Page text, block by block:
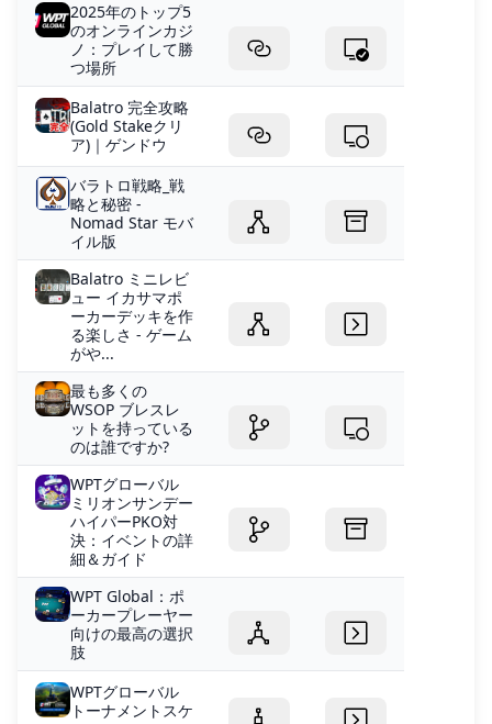
2025年のトップ5
のオンラインカジ
ノ：プレイして勝
つ場所
Balatro 完全攻略
(Gold Stakeクリ
ア)｜ゲンドウ
バラトロ戦略_戦
略と秘密 -
Nomad Star モバ
イル版
Balatro ミニレビ
ュー イカサマポ
ーカーデッキを作
る楽しさ - ゲーム
がや...
最も多くの
WSOP ブレスレ
ットを持っている
のは誰ですか?
WPTグローバル
ミリオンサンデー
ハイパーPKO対
決：イベントの詳
細＆ガイド
WPT Global：ポ
ーカープレーヤー
向けの最高の選択
肢
WPTグローバル
トーナメントスケ